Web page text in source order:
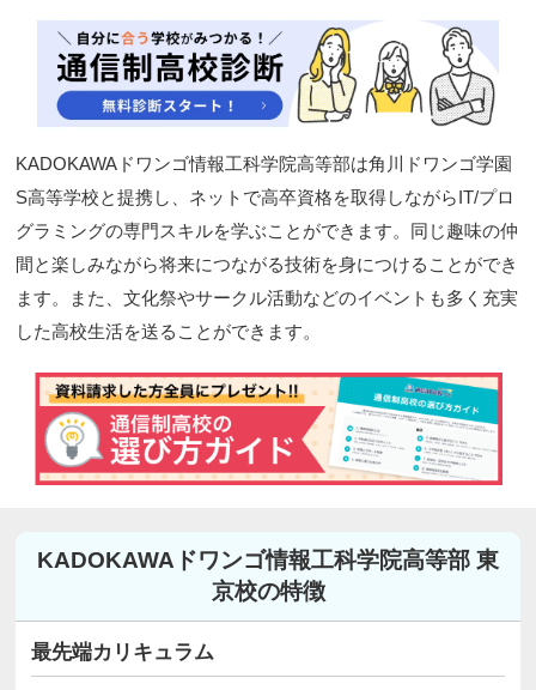
KADOKAWAドワンゴ情報工科学院高等部は角川ドワンゴ学園
S高等学校と提携し、ネットで高卒資格を取得しながらIT/プロ
グラミングの専門スキルを学ぶことができます。同じ趣味の仲
間と楽しみながら将来につながる技術を身につけることができ
ます。また、文化祭やサークル活動などのイベントも多く充実
した高校生活を送ることができます。
KADOKAWAドワンゴ情報工科学院高等部 東
京校の特徴
最先端カリキュラム